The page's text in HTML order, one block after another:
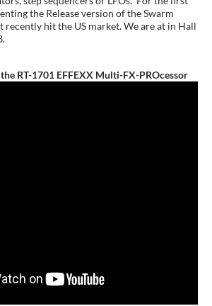
the Release version of the Swarm
recently hit the US market. We are at in Hall
RT-1701 EFFEXX Multi-FX-PROcessor